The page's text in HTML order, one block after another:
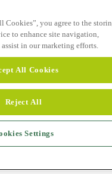
11 44
234 71 11
AG
you agree to the
to enhance site navigation,
assist in our marketing efforts.
All Cookies
Reject All
Settings